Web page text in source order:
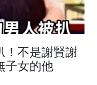
！不是謝賢謝
子女的他